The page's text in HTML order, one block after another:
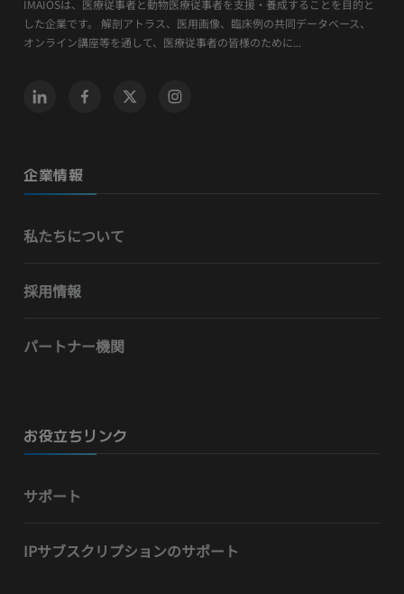
IMAIOSは、医療従事者と動物医療従事者を支援・養成することを目的と
した企業です。 解剖アトラス、医用画像、臨床例の共同データベース、
オンライン講座等を通して、医療従事者の皆様のために...
企業情報
私たちについて
採用情報
パートナー機関
お役立ちリンク
サポート
IPサブスクリプションのサポート